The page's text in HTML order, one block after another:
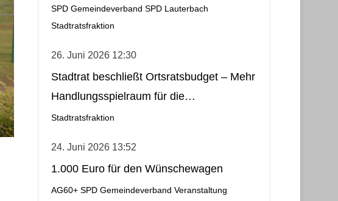
als wirtschaftliche und nachhaltige Lösung
SPD Gemeindeverband SPD Lauterbach
Stadtratsfraktion
26. Juni 2026 12:30
Stadtrat beschließt Ortsratsbudget – Mehr
Handlungsspielraum für die
Gemeindebezirke
Stadtratsfraktion
24. Juni 2026 13:52
1.000 Euro für den Wünschewagen
AG60+ SPD Gemeindeverband Veranstaltung